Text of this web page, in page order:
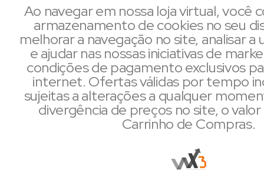
Ao navegar em nossa loja virtual, você
armazenamento de cookies no seu
melhorar a navegação no site, analisar a
e ajudar nas nossas iniciativas de
condições de pagamento exclusivos
internet. Ofertas válidas por tempo
sujeitas a alterações a qualquer
divergência de preços no site, o
Carrinho de Compras.